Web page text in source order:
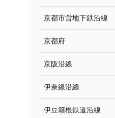
京都市営地下鉄沿線
京都府
京阪沿線
伊奈線沿線
伊豆箱根鉄道沿線